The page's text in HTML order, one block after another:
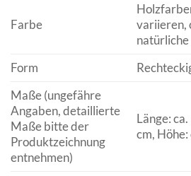
Farbe
variieren,
Form
Maße (ungefähre
Angaben, detaillierte
Maße bitte der
Produktzeichnung
entnehmen)
Länge:
cm, Höhe: